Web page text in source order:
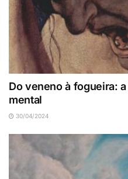
Do veneno à fogueira:
mental
30/04/2024